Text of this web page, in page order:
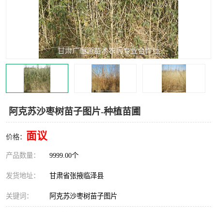
阿克苏沙枣树苗子图片-种植苗圃
价格： 面议
产品数量： 9999.00个
发货地址： 甘肃省张掖临泽县
关键词： 阿克苏沙枣树苗子图片
四翅滨藜